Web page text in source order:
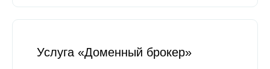
Услуга «Доменный брокер»